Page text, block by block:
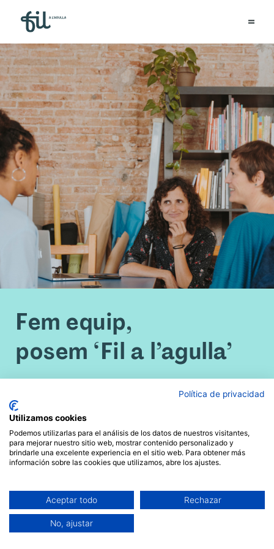
Fem equip‚
posem ‘Fil a l’agulla’
Som una cooperativa sense ànim de
lucre especialitzada en facilitació i
en la promoció de noves formes de
lideratge.
Política de privacidad
Utilizamos cookies
Podemos utilizarlas para el análisis de los datos de nuestros visitantes,
para mejorar nuestro sitio web, mostrar contenido personalizado y
brindarle una excelente experiencia en el sitio web. Para obtener más
información sobre las cookies que utilizamos, abre los ajustes.
Aceptar todo Rechazar
No, ajustar